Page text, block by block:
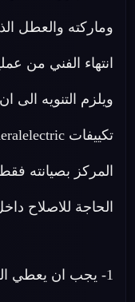
وماركته والعطل
ويلزم التنويه
المركز بصيانته
الحاجة للاصلاح
1- يجب ان يعطي